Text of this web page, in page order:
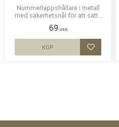
Nummerlappshållare i metall
med säkerhetsnål för att sätta
klämma för nummerlappen.
Bilden är ca 27mm i diameter
och laminerad för att vara hållbar
och ge ett uttryck av djup i
69 SEK
Lägg till
KÖP